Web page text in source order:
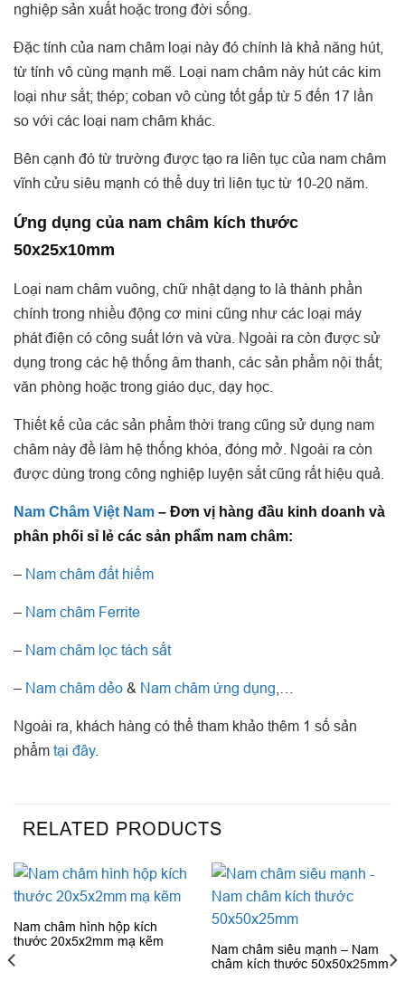
nghiệp sản xuất hoặc trong đời sống.
Đặc tính của nam châm loại này đó chính là khả năng hút,
từ tính vô cùng mạnh mẽ. Loại nam châm này hút các kim
loại như sắt; thép; coban vô cùng tốt gấp từ 5 đến 17 lần
so với các loại nam châm khác.
Bên cạnh đó từ trường được tạo ra liên tục của nam châm
vĩnh cửu siêu mạnh có thể duy trì liên tục từ 10-20 năm.
Ứng dụng của nam châm kích thước
50x25x10mm
Loại nam châm vuông, chữ nhật dạng to là thành phần
chính trong nhiều động cơ mini cũng như các loại máy
phát điện có công suất lớn và vừa. Ngoài ra còn được sử
dụng trong các hệ thống âm thanh, các sản phẩm nội thất;
văn phòng hoặc trong giáo dục, dạy học.
Thiết kế của các sản phẩm thời trang cũng sử dụng nam
châm này đề làm hệ thống khóa, đóng mở. Ngoài ra còn
được dùng trong công nghiệp luyện sắt cũng rất hiệu quả.
Nam Châm Việt Nam – Đơn vị hàng đầu kinh doanh và
phân phối sỉ lẻ các sản phẩm nam châm:
– Nam châm đất hiếm
– Nam châm Ferrite
– Nam châm lọc tách sắt
– Nam châm dẻo & Nam châm ứng dụng
Ngoài ra, khách hàng có thể tham khảo thêm 1 số sản
phẩm tại đây.
RELATED PRODUCTS
Nam châm hình hộp kích
thước 20x5x2mm mạ kẽm
Nam châm siêu mạnh – Nam
châm kích thước 50x50x25mm